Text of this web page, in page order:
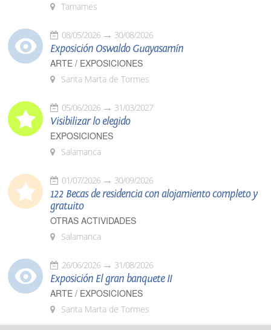
Tamames
08/05/2026 30/08/2026
Exposición Oswaldo Guayasamín
ARTE / EXPOSICIONES
Santa Marta de Tormes
05/06/2026 31/03/2027
Visibilizar lo elegido
EXPOSICIONES
Salamanca
01/07/2026 30/09/2026
122 Becas de residencia con alojamiento completo y
gratuito
OTRAS ACTIVIDADES
Salamanca
26/06/2026 31/08/2026
Exposición El gran banquete II
ARTE / EXPOSICIONES
Santa Marta de Tormes